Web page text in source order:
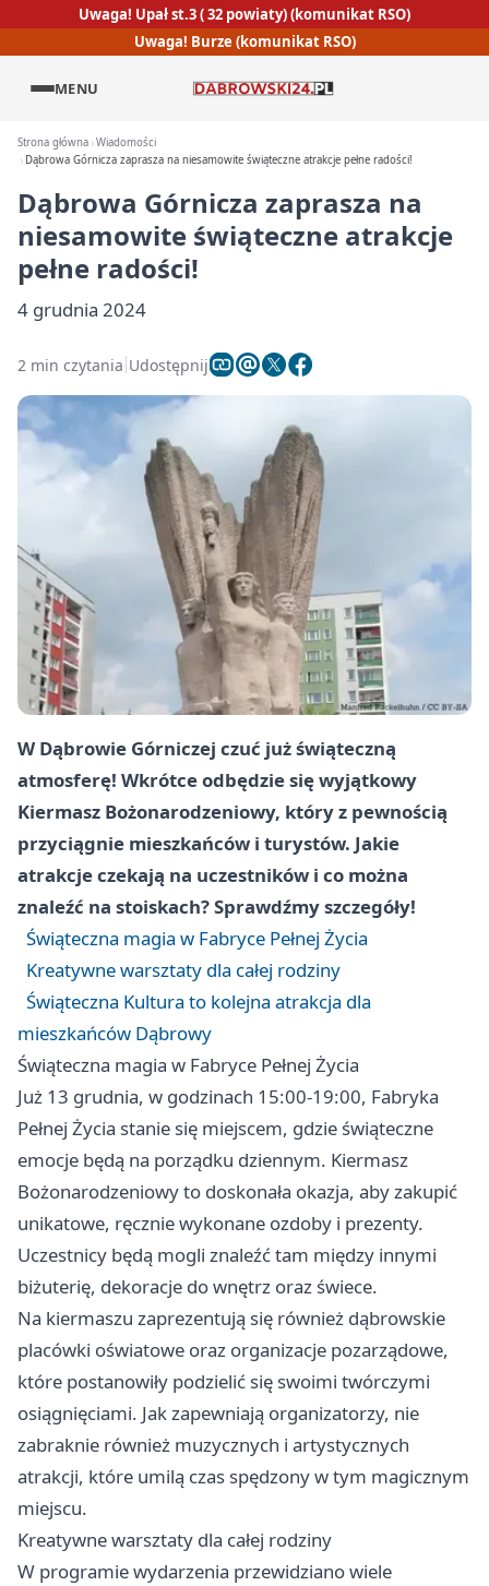
Uwaga! Upał st.3 ( 32 powiaty) (komunikat RSO)
Uwaga! Burze (komunikat RSO)
MENU
Strona główna Wiadomości
Dąbrowa Górnicza zaprasza na niesamowite świąteczne atrakcje pełne radości!
Dąbrowa Górnicza zaprasza na
niesamowite świąteczne atrakcje
pełne radości!
4 grudnia 2024
2 min czytania Udostępnij
W Dąbrowie Górniczej czuć już świąteczną
atmosferę! Wkrótce odbędzie się wyjątkowy
Kiermasz Bożonarodzeniowy, który z pewnością
przyciągnie mieszkańców i turystów. Jakie
atrakcje czekają na uczestników i co można
znaleźć na stoiskach? Sprawdźmy szczegóły!
Świąteczna magia w Fabryce Pełnej Życia
Kreatywne warsztaty dla całej rodziny
Świąteczna Kultura to kolejna atrakcja dla
mieszkańców Dąbrowy
Świąteczna magia w Fabryce Pełnej Życia
Już 13 grudnia, w godzinach 15:00-19:00, Fabryka
Pełnej Życia stanie się miejscem, gdzie świąteczne
emocje będą na porządku dziennym. Kiermasz
Bożonarodzeniowy to doskonała okazja, aby zakupić
unikatowe, ręcznie wykonane ozdoby i prezenty.
Uczestnicy będą mogli znaleźć tam między innymi
biżuterię, dekoracje do wnętrz oraz świece.
Na kiermaszu zaprezentują się również dąbrowskie
placówki oświatowe oraz organizacje pozarządowe,
które postanowiły podzielić się swoimi twórczymi
osiągnięciami. Jak zapewniają organizatorzy, nie
zabraknie również muzycznych i artystycznych
atrakcji, które umilą czas spędzony w tym magicznym
miejscu.
Kreatywne warsztaty dla całej rodziny
W programie wydarzenia przewidziano wiele